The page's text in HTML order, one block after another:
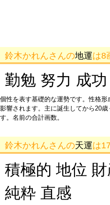
鈴木かれんさんの地運は8
勤勉 努力 成
個性を表す基礎的な運勢です。性格
影響されます。主に誕生してから20
す。名前の合計画数。
鈴木かれんさんの天運は
積極的 地位
純粋 直感